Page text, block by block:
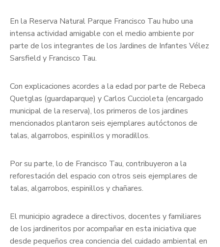
En la Reserva Natural Parque Francisco Tau hubo una
intensa actividad amigable con el medio ambiente por
parte de los integrantes de los Jardines de Infantes Vélez
Sarsfield y Francisco Tau.
Con explicaciones acordes a la edad por parte de Rebeca
Quetglas (guardaparque) y Carlos Cuccioleta (encargado
municipal de la reserva), los primeros de los jardines
mencionados plantaron seis ejemplares autóctonos de
talas, algarrobos, espinillos y moradillos.
Por su parte, lo de Francisco Tau, contribuyeron a la
reforestación del espacio con otros seis ejemplares de
talas, algarrobos, espinillos y chañares.
El municipio agradece a directivos, docentes y familiares
de los jardineritos por acompañar en esta iniciativa que
desde pequeños crea conciencia del cuidado ambiental en